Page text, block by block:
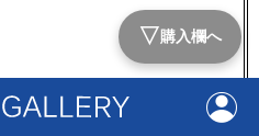
▽購入欄へ